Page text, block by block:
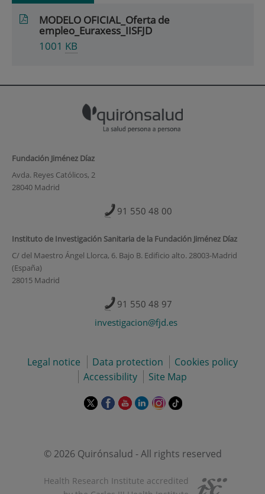
MODELO OFICIAL_Oferta de
empleo_Euraxess_IISFJD
1001 KB
Fundación Jiménez Díaz
Avda. Reyes Católicos, 2
28040 Madrid
91 550 48 00
Instituto de Investigación Sanitaria de la Fundación Jiménez Díaz
C/ del Maestro Ángel Llorca, 6. Bajo B. Edificio alto. 28003-Madrid
(España)
28015 Madrid
91 550 48 97
investigacion@fjd.es
Legal notice Data protection
Cookies policy
Accessibility
Site Map
This
in
pop-
up
This
in
pop-
This
in
pop-
This
in
up
This
in
pop-
Link
© 2026 Quirónsalud - All rights reserved
Health Research Institute accredited